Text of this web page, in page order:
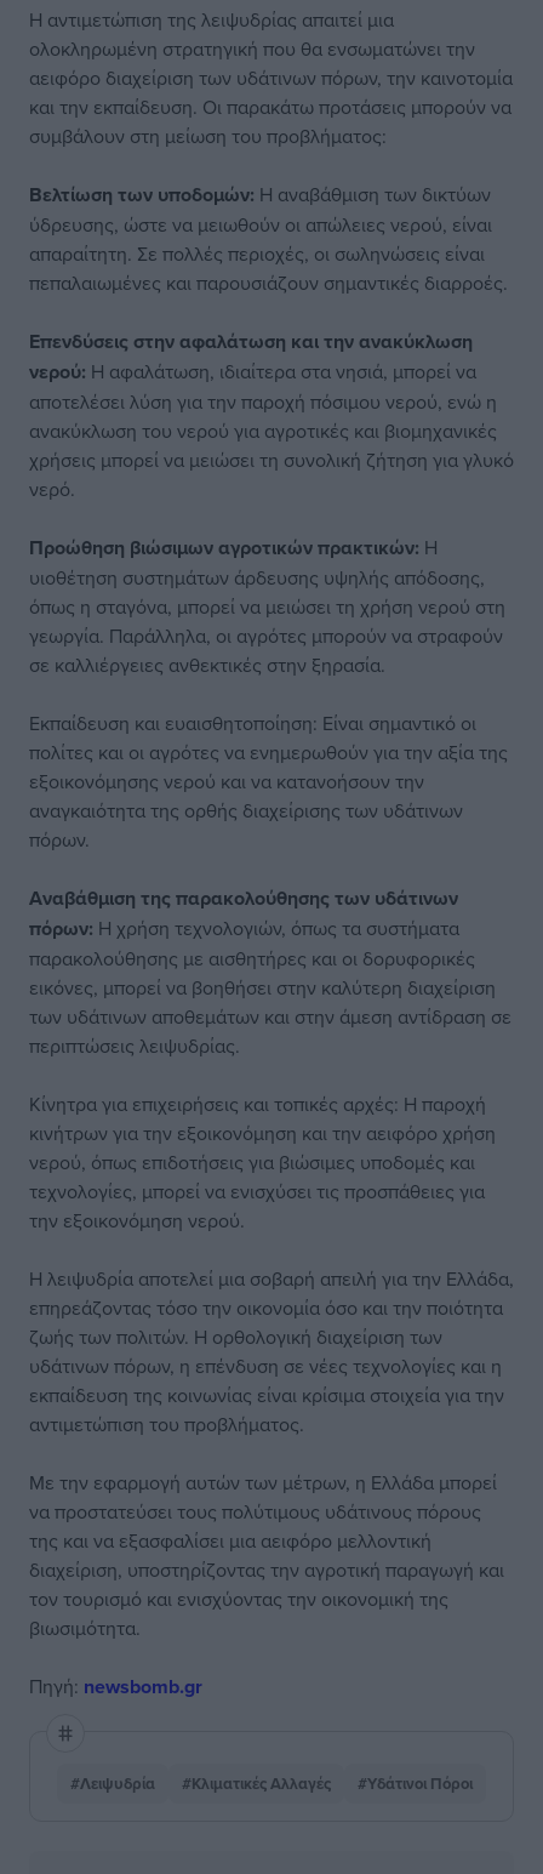
Η αντιμετώπιση της λειψυδρίας απαιτεί μια
ολοκληρωμένη στρατηγική που θα ενσωματώνει την
αειφόρο διαχείριση των υδάτινων πόρων, την καινοτομία
και την εκπαίδευση. Οι παρακάτω προτάσεις μπορούν να
συμβάλουν στη μείωση του προβλήματος:
Βελτίωση των υποδομών: Η αναβάθμιση των δικτύων
ύδρευσης, ώστε να μειωθούν οι απώλειες νερού, είναι
απαραίτητη. Σε πολλές περιοχές, οι σωληνώσεις είναι
πεπαλαιωμένες και παρουσιάζουν σημαντικές διαρροές.
Επενδύσεις στην αφαλάτωση και την ανακύκλωση
νερού: Η αφαλάτωση, ιδιαίτερα στα νησιά, μπορεί να
αποτελέσει λύση για την παροχή πόσιμου νερού, ενώ η
ανακύκλωση του νερού για αγροτικές και βιομηχανικές
χρήσεις μπορεί να μειώσει τη συνολική ζήτηση για γλυκό
νερό.
Προώθηση βιώσιμων αγροτικών πρακτικών: Η
υιοθέτηση συστημάτων άρδευσης υψηλής απόδοσης,
όπως η σταγόνα, μπορεί να μειώσει τη χρήση νερού στη
γεωργία. Παράλληλα, οι αγρότες μπορούν να στραφούν
σε καλλιέργειες ανθεκτικές στην ξηρασία.
Εκπαίδευση και ευαισθητοποίηση: Είναι σημαντικό οι
πολίτες και οι αγρότες να ενημερωθούν για την αξία της
εξοικονόμησης νερού και να κατανοήσουν την
αναγκαιότητα της ορθής διαχείρισης των υδάτινων
πόρων.
Αναβάθμιση της παρακολούθησης των υδάτινων
πόρων: Η χρήση τεχνολογιών, όπως τα συστήματα
παρακολούθησης με αισθητήρες και οι δορυφορικές
εικόνες, μπορεί να βοηθήσει στην καλύτερη διαχείριση
των υδάτινων αποθεμάτων και στην άμεση αντίδραση σε
περιπτώσεις λειψυδρίας.
Κίνητρα για επιχειρήσεις και τοπικές αρχές: Η παροχή
κινήτρων για την εξοικονόμηση και την αειφόρο χρήση
νερού, όπως επιδοτήσεις για βιώσιμες υποδομές και
τεχνολογίες, μπορεί να ενισχύσει τις προσπάθειες για
την εξοικονόμηση νερού.
Η λειψυδρία αποτελεί μια σοβαρή απειλή για την Ελλάδα,
επηρεάζοντας τόσο την οικονομία όσο και την ποιότητα
ζωής των πολιτών. Η ορθολογική διαχείριση των
υδάτινων πόρων, η επένδυση σε νέες τεχνολογίες και η
εκπαίδευση της κοινωνίας είναι κρίσιμα στοιχεία για την
αντιμετώπιση του προβλήματος.
Με την εφαρμογή αυτών των μέτρων, η Ελλάδα μπορεί
να προστατεύσει τους πολύτιμους υδάτινους πόρους
της και να εξασφαλίσει μια αειφόρο μελλοντική
διαχείριση, υποστηρίζοντας την αγροτική παραγωγή και
τον τουρισμό και ενισχύοντας την οικονομική της
βιωσιμότητα.
Πηγή: newsbomb.gr
#Λειψυδρία #Κλιματικές Αλλαγές #Υδάτινοι Πόροι